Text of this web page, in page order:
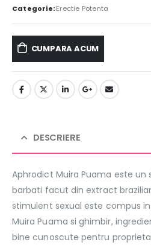
Categorie:Erectie Potenta
CUMPARA ACUM
DESCRIERE
Aphrodict Muira Puama este
barbati facut din extract
stimulent sexual este compus
Muira Puama si ghimbir,
bine cunoscute pentru